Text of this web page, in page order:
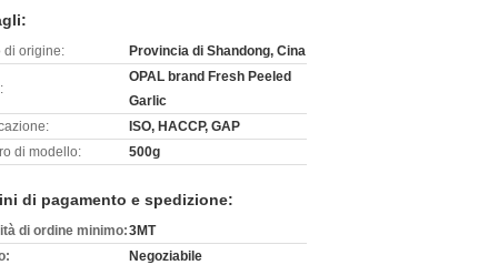
di origine: Provincia di Shandong, Cina
OPAL brand Fresh Peeled
Garlic
ISO, HACCP, GAP
di modello:
500g
di pagamento e spedizione:
di ordine minimo:3MT
Negoziabile